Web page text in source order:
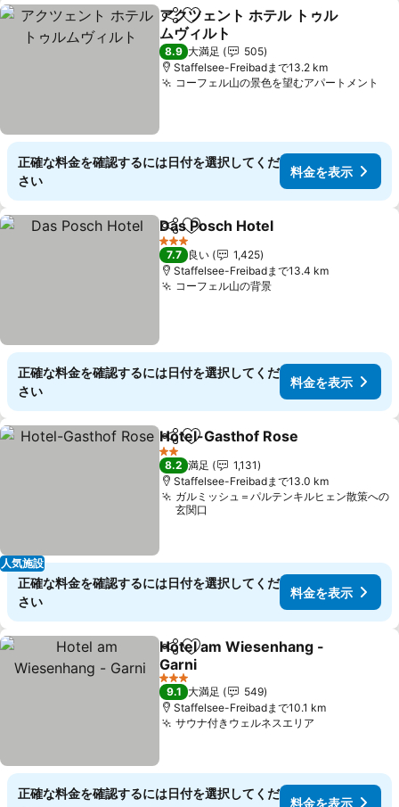
シェアお気に入りに追加
アクツェント ホテル トゥル
ムヴィルト
8.9 大満足
505
Staffelsee-Freibadまで13.2 km
コーフェル山の景色を望むアパートメント
正確な料金を確認するには日付を選択してくだ
さい
料金を表示
シェアお気に入りに追加
Das Posch Hotel
3 ホテルのランク
7.7 良い
1,425
Staffelsee-Freibadまで13.4 km
コーフェル山の背景
正確な料金を確認するには日付を選択してくだ
さい
料金を表示
人気施設
シェアお気に入りに追加
Hotel-Gasthof Rose
2 ホテルのランク
8.2 満足
1,131
Staffelsee-Freibadまで13.0 km
ガルミッシュ＝パルテンキルヒェン散策への
玄関口
正確な料金を確認するには日付を選択してくだ
さい
料金を表示
シェアお気に入りに追加
Hotel am Wiesenhang -
Garni
3 ホテルのランク
9.1 大満足
549
Staffelsee-Freibadまで10.1 km
サウナ付きウェルネスエリア
正確な料金を確認するには日付を選択してくだ
料金を表示